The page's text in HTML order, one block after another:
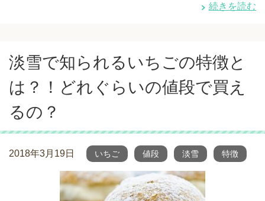
続きを読む
淡雪で知られるいちごの特徴と
は？！どれぐらいの値段で買え
るの？
2018年3月19日 いちご 値段 淡雪 特徴